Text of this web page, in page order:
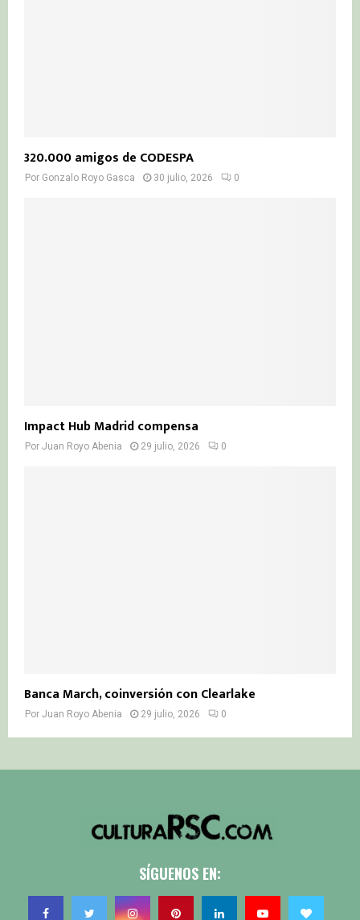
320.000 amigos de CODESPA
Por Gonzalo Royo Gasca 30 julio, 2026 0
Impact Hub Madrid compensa
Por Juan Royo Abenia 29 julio, 2026 0
Banca March, coinversión con Clearlake
Por Juan Royo Abenia 29 julio, 2026 0
SÍGUENOS EN: